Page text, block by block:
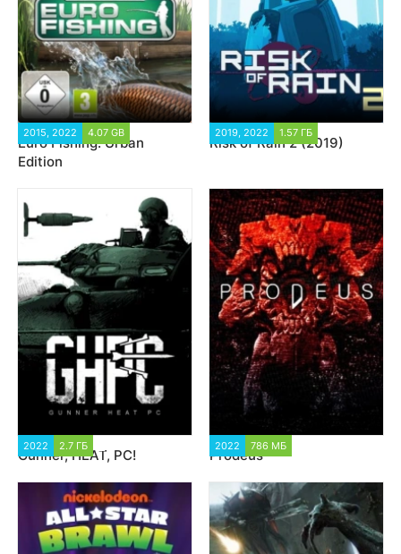
2015, 2022 4.07 GB
Euro Fishing: Urban
Edition
2019, 2022 1.57 ГБ
Risk of Rain 2 (2019)
2022 2.7 ГБ
Gunner, HEAT, PC!
2022 786 МБ
Prodeus